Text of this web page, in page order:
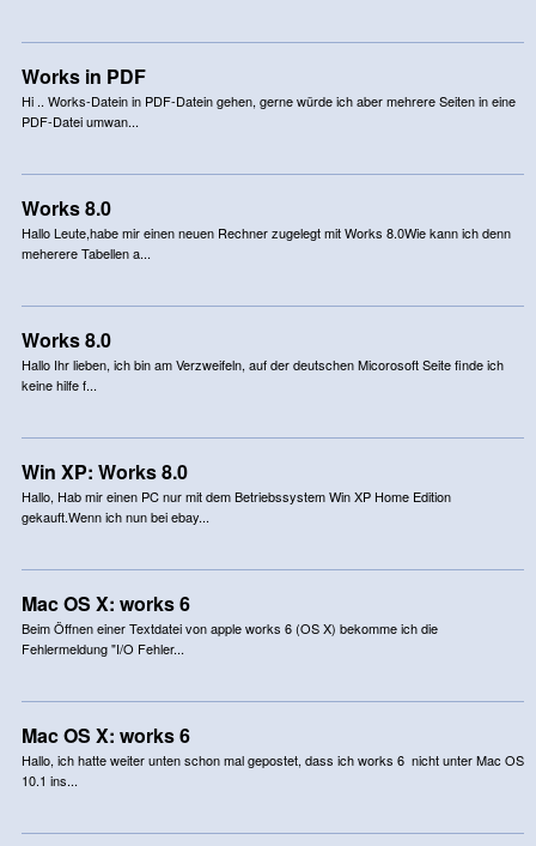
Works in PDF
Hi .. Works-Datein in PDF-Datein gehen, gerne würde ich aber mehrere Seiten in eine
PDF-Datei umwan...
Works 8.0
Hallo Leute,habe mir einen neuen Rechner zugelegt mit Works 8.0Wie kann ich denn
meherere Tabellen a...
Works 8.0
Hallo Ihr lieben, ich bin am Verzweifeln, auf der deutschen Micorosoft Seite finde ich
keine hilfe f...
Win XP: Works 8.0
Hallo, Hab mir einen PC nur mit dem Betriebssystem Win XP Home Edition
gekauft.Wenn ich nun bei ebay...
Mac OS X: works 6
Beim Öffnen einer Textdatei von apple works 6 (OS X) bekomme ich die
Fehlermeldung "I/O Fehler...
Mac OS X: works 6
Hallo, ich hatte weiter unten schon mal gepostet, dass ich works 6 nicht unter Mac OS
10.1 ins...